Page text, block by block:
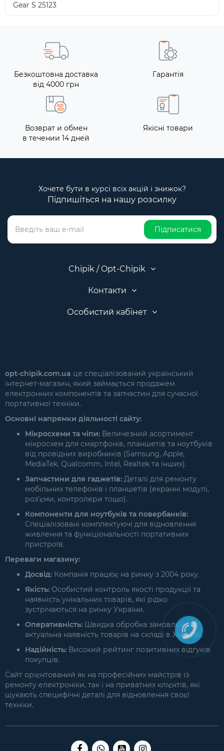
Gear S 25123
Безкоштовна доставка
від 4000 грн
Гарантія
Возврат и обмен
в течении 14 дней
Якісні товари
Хочете бути в курсі всіх акцій і знижок?
Підпишіться на нашу розсилку
Підписатися
Chipik / Opt-Chipik
Контакти
Особистий кабінет
opt-chipik.com.ua це спеціалізований український
інтернет-магазин, який займається продажем
електронних компонентів та запчастин для сучасної
портативної техніки.
Основні напрямки діяльності сайту:
Мікросхеми та чіпи: Величезний асортимент
мікросхем для смартфонів, планшетів та ноутбуків
від провідних виробників (Samsung, Apple,
MediaTek, Qualcomm, Intel, Realtek та інших).
Запчастини для гаджетів: Деталі для ремонту
мобільних телефонів і планшетів (екранні модулі,
роз'єми, контролери тощо).
Компоненти для ноутбуків та повербанків:
Спеціалізовані комплектуючі для відновлення
живлення та функціональності портативних
пристроїв.
Переваги магазину:
Досвід: Компанія працює на ринку з 2004 року.
Якість: Особистий контроль якості продукції та
наявність унікальних товарів, які рідко
зустрічаються на ринку України.
Оперативність: Швидка обробка замовлень та
актуальна наявність товарів на складі в Харкові.
Надійність: Високий рейтинг позитивних відгуків
покупців.
Сайт орієнтований як на професійних майстрів із
ремонту електроніки, так і на приватних клієнтів, які
шукають специфічні деталі для відновлення своєї
техніки.